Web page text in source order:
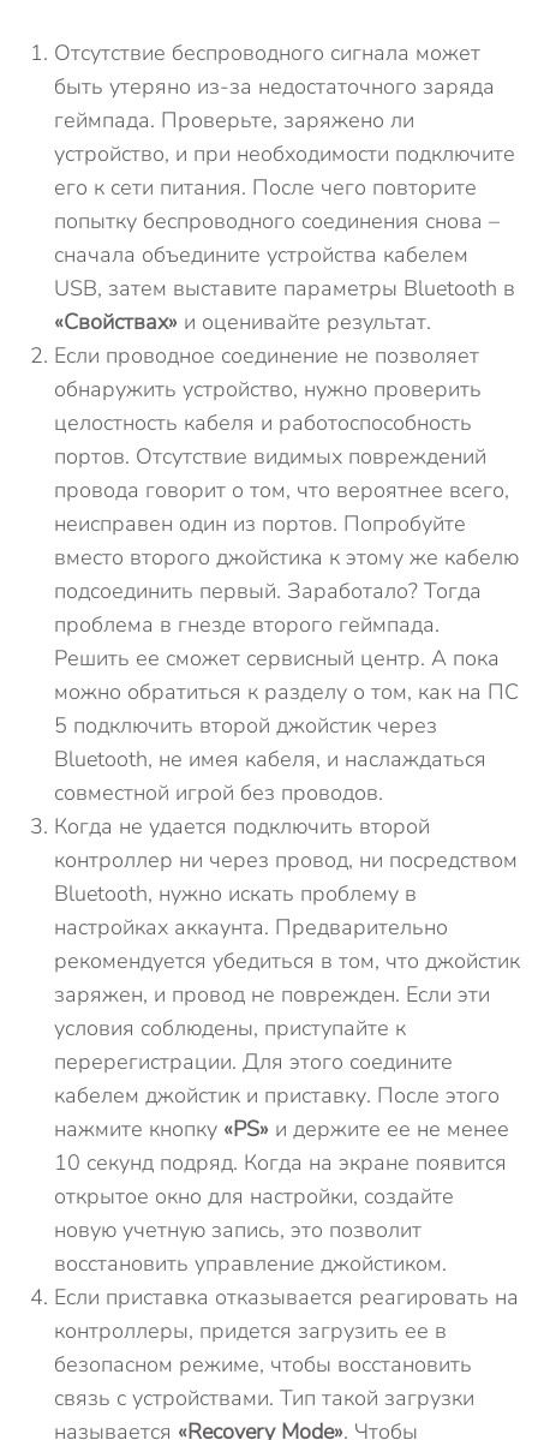
Отсутствие беспроводного сигнала может
быть утеряно из-за недостаточного заряда
геймпада. Проверьте, заряжено ли
устройство, и при необходимости подключите
его к сети питания. После чего повторите
попытку беспроводного соединения снова –
сначала объедините устройства кабелем
USB, затем выставите параметры Bluetooth в
«Свойствах» и оценивайте результат.
Если проводное соединение не позволяет
обнаружить устройство, нужно проверить
целостность кабеля и работоспособность
портов. Отсутствие видимых повреждений
провода говорит о том, что вероятнее всего,
неисправен один из портов. Попробуйте
вместо второго джойстика к этому же кабелю
подсоединить первый. Заработало? Тогда
проблема в гнезде второго геймпада.
Решить ее сможет сервисный центр. А пока
можно обратиться к разделу о том, как на ПС
5 подключить второй джойстик через
Bluetooth, не имея кабеля, и наслаждаться
совместной игрой без проводов.
Когда не удается подключить второй
контроллер ни через провод, ни посредством
Bluetooth, нужно искать проблему в
настройках аккаунта. Предварительно
рекомендуется убедиться в том, что джойстик
заряжен, и провод не поврежден. Если эти
условия соблюдены, приступайте к
перерегистрации. Для этого соедините
кабелем джойстик и приставку. После этого
нажмите кнопку «PS» и держите ее не менее
10 секунд подряд. Когда на экране появится
открытое окно для настройки, создайте
новую учетную запись, это позволит
восстановить управление джойстиком.
Если приставка отказывается реагировать на
контроллеры, придется загрузить ее в
безопасном режиме, чтобы восстановить
связь с устройствами. Тип такой загрузки
называется «Recovery Mode». Чтобы